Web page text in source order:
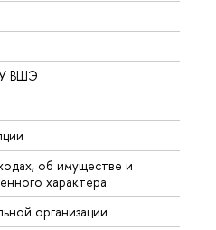
ВШЭ
об имуществе и
характера
организации